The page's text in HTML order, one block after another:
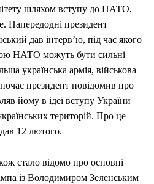
шляхом вступу до НАТО,
Напередодні президент
дав інтерв’ю, під час якого
НАТО можуть бути сильні
українська армія, військова
президент повідомив про
йому в ідеї вступу України
територій. Про це
12 лютого.
стало відомо про основні
із Володимиром Зеленським